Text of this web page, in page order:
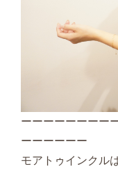
ーーーーーーーー
ーーーーーー
モアトゥインクル